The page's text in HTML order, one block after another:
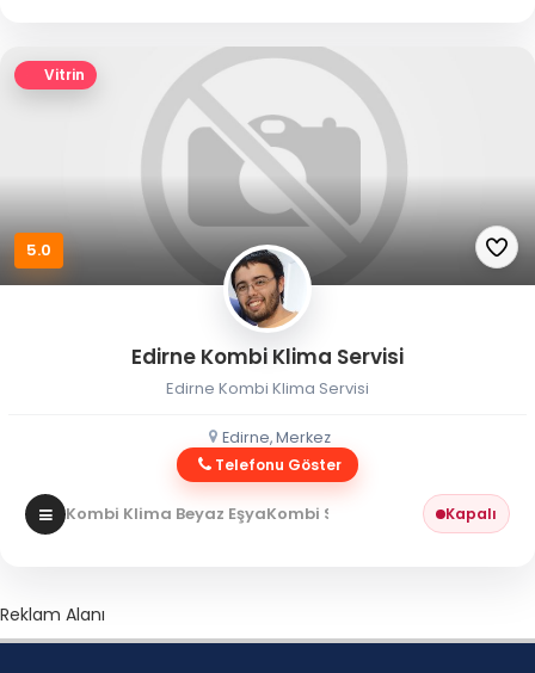
Vitrin
5.0
Edirne Kombi Klima Servisi
Edirne Kombi Klima Servisi
Edirne, Merkez
Telefonu Göster
Kombi Klima Beyaz EşyaKombi Servisi Kapalı
Reklam Alanı